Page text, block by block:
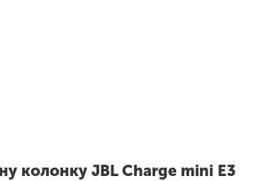
колонку JBL Charge mini E3